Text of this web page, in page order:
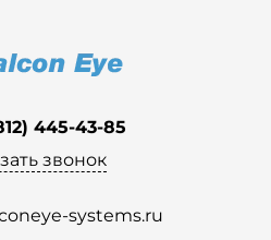
445-43-85
звонок
systems.ru